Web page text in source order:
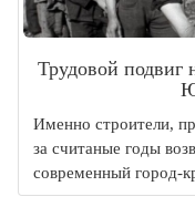
Трудовой подвиг
Именно строители,
за считаные годы
современный город-